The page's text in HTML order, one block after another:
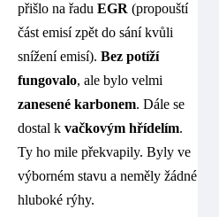
přišlo na řadu EGR (propouští
část emisí zpět do sání kvůli
snížení emisí). Bez potíží
fungovalo, ale bylo velmi
zanesené karbonem. Dále se
dostal k vačkovým hřídelím.
Ty ho mile překvapily. Byly ve
výborném stavu a neměly žádné
hluboké rýhy.